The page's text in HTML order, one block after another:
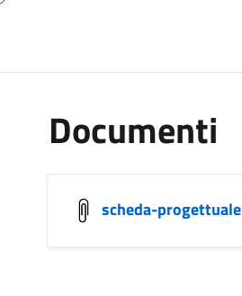
Documenti
scheda-progettuale